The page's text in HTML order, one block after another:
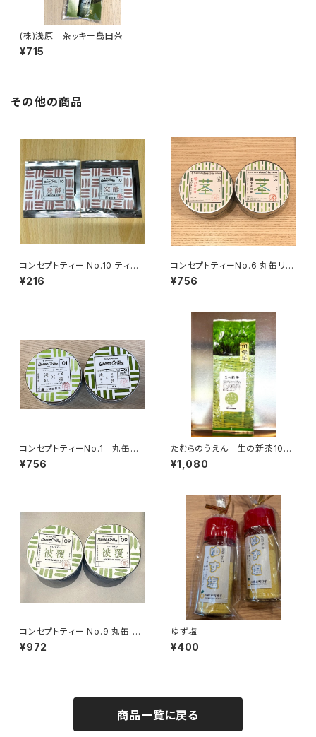
(株)浅原 茶ッキー島田茶
¥715
その他の商品
コンセプトティー No.10 ティー
バッグ 発酵【和紅茶】
¥216
コンセプトティーNo.6 丸缶リー
フ 茎茶
¥756
コンセプトティーNo.1 丸缶リ
ーフ(浅蒸し×火香弱)
¥756
たむらのうえん 生の新茶100
ｇ
¥1,080
コンセプトティー No.9 丸缶 被
覆【抹茶】
¥972
ゆず塩
¥400
商品一覧に戻る